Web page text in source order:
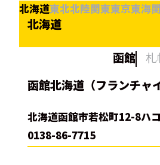
北海道東北北陸関東東京東海
北海道
函館
函館北海道（フランチャ
北海道函館市若松町12-8ハ
0138-86-7715